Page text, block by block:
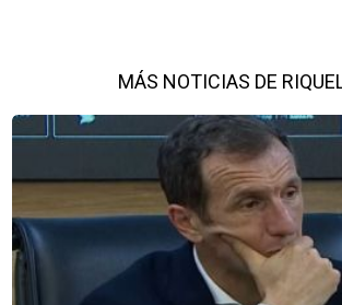
MÁS NOTICIAS DE